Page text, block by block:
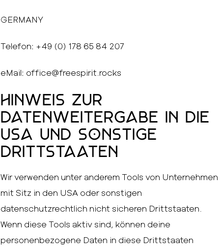
GERMANY
Telefon: +49 (0) 178 65 84 207
eMail: office@freespirit.rocks
Hinweis zur
Datenweitergabe in die
USA und sonstige
Drittstaaten
Wir verwenden unter anderem Tools von Unternehmen
mit Sitz in den USA oder sonstigen
datenschutzrechtlich nicht sicheren Drittstaaten.
Wenn diese Tools aktiv sind, können deine
personenbezogene Daten in diese Drittstaaten